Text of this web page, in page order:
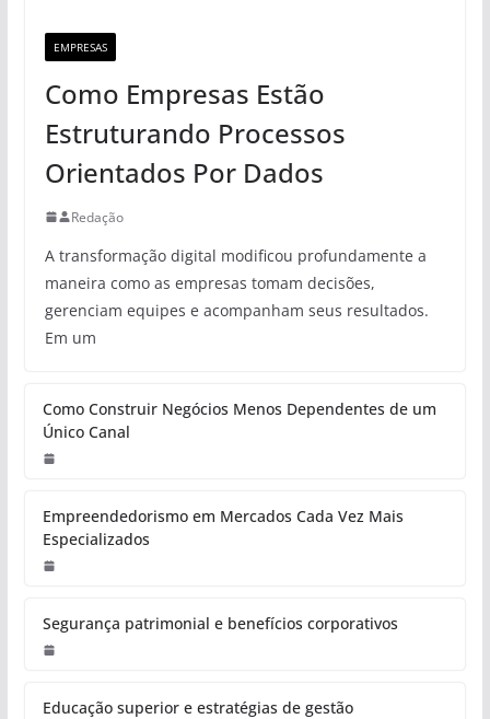
EMPRESAS
Como Empresas Estão
Estruturando Processos
Orientados Por Dados
Redação
A transformação digital modificou profundamente a
maneira como as empresas tomam decisões,
gerenciam equipes e acompanham seus resultados.
Em um
Como Construir Negócios Menos Dependentes de um
Único Canal
Empreendedorismo em Mercados Cada Vez Mais
Especializados
Segurança patrimonial e benefícios corporativos
Educação superior e estratégias de gestão